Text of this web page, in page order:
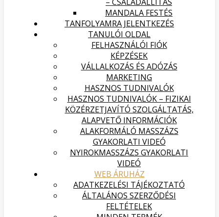
MANDALA FESTÉS
TANFOLYAMRA JELENTKEZÉS
TANULÓI OLDAL
FELHASZNÁLÓI FIÓK
KÉPZÉSEK
VÁLLALKOZÁS ÉS ADÓZÁS
MARKETING
HASZNOS TUDNIVALÓK
HASZNOS TUDNIVALÓK – FIZIKAI
KÖZÉRZETJAVÍTÓ SZOLGÁLTATÁS,
ALAPVETŐ INFORMÁCIÓK
ALAKFORMÁLÓ MASSZÁZS
GYAKORLATI VIDEÓ
NYIROKMASSZÁZS GYAKORLATI
VIDEÓ
WEB ÁRUHÁZ
ADATKEZELÉSI TÁJÉKOZTATÓ
ÁLTALÁNOS SZERZŐDÉSI
FELTÉTELEK